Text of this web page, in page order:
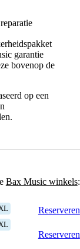
garantie
bovenop de
op een
Bax Music winkels:
Reserveren
Reserveren